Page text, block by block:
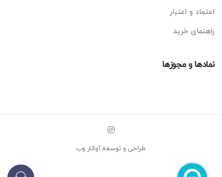
اعتماد و اعتبار
راهنمای خرید
نمادها و مجوزها
طراحی و توسعهآواتار وب